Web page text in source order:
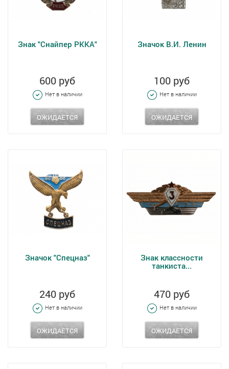
Знак "Снайпер РККА"
600 руб
Нет в наличии
ОЖИДАЕТСЯ
Значок В.И. Ленин
100 руб
Нет в наличии
ОЖИДАЕТСЯ
Значок "Спецназ"
240 руб
Нет в наличии
ОЖИДАЕТСЯ
Знак классности
танкиста...
470 руб
Нет в наличии
ОЖИДАЕТСЯ